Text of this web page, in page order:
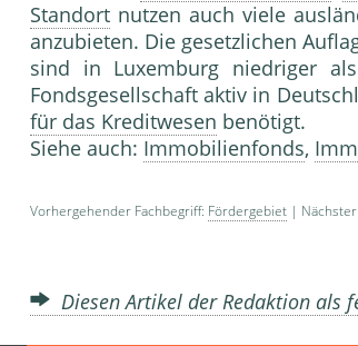
Standort nutzen auch viele
anzubieten. Die gesetzlichen
sind in Luxemburg niedriger
Fondsgesellschaft aktiv in
für das Kreditwesen benötigt.
Siehe auch: Immobilienfonds,
Vorhergehender Fachbegriff: Fördergebiet |
Diesen Artikel der Redaktion als